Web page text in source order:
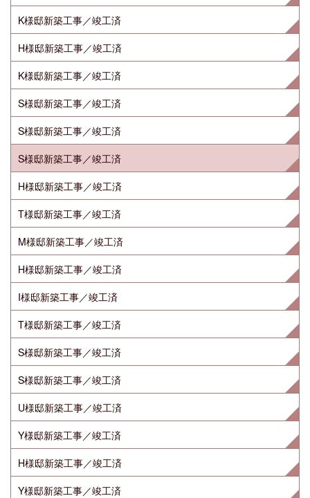
K様邸新築工事／竣工済
H様邸新築工事／竣工済
K様邸新築工事／竣工済
S様邸新築工事／竣工済
S様邸新築工事／竣工済
S様邸新築工事／竣工済
H様邸新築工事／竣工済
T様邸新築工事／竣工済
M様邸新築工事／竣工済
H様邸新築工事／竣工済
I様邸新築工事／竣工済
T様邸新築工事／竣工済
S様邸新築工事／竣工済
S様邸新築工事／竣工済
U様邸新築工事／竣工済
Y様邸新築工事／竣工済
H様邸新築工事／竣工済
Y様邸新築工事／竣工済